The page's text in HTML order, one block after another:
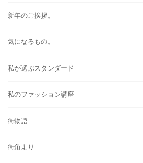
新年のご挨拶。
気になるもの。
私が選ぶスタンダード
私のファッション講座
街物語
街角より